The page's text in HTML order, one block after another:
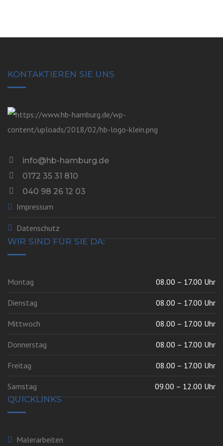
KONTAKTIEREN SIE UNS
info@hb-hamburg.de
0172 35 31 810
040 98 26 12 03
Impressum
Datenschutz
WIR SIND FÜR SIE DA:
Montag 08.00 – 17.00 Uhr
Dienstag 08.00 – 17.00 Uhr
Mittwoch 08.00 – 17.00 Uhr
Donnerstag 08.00 – 17.00 Uhr
Freitag 08.00 – 17.00 Uhr
Samstag
09.00 – 12.00 Uhr
QUICKLINKS
Malerarbeiten